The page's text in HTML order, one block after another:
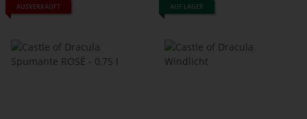
AUSVERKAUFT AUF LAGER